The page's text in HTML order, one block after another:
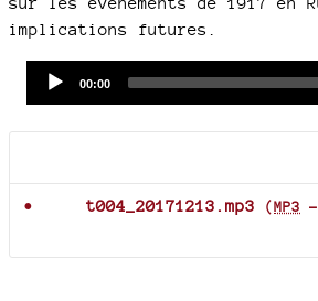
implications futures.
Current
00:00
t004_20171213.mp3 (MP3 -